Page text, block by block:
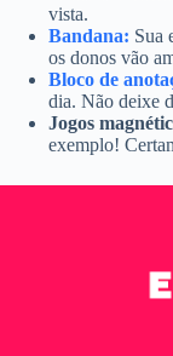
vista.
Bandana: Sua
os donos vão
Bloco de
dia. Não deixe
Jogos
exemplo!